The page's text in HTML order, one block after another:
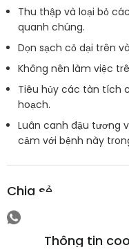
Thu thập và loại bỏ
quanh chúng.
Dọn sạch cỏ dại trên
Không nên làm việc
Tiêu hủy các tàn tích
hoạch.
Luân canh đậu tương
cảm với bệnh này
Chia sẻ
Thông tin